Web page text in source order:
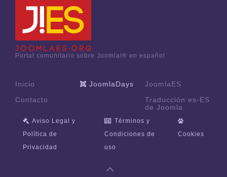
Portal comunitario sobre Joomla!® en español
Inicio JoomlaDays
JoomlaES
Contacto
Traducción es-ES
de Joomla
Aviso Legal y
Política de
Privacidad
Términos y
Condiciones de
uso
Cookies